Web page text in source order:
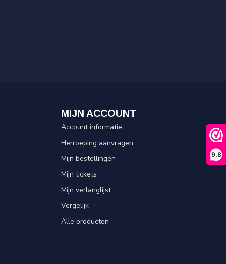
9,8
MIJN ACCOUNT
Account informatie
Herroeping aanvragen
Mijn bestellingen
Mijn tickets
Mijn verlanglijst
Vergelijk
Alle producten